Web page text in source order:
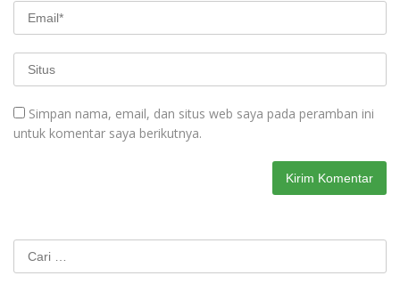
Simpan nama, email, dan situs web saya pada peramban ini
untuk komentar saya berikutnya.
Cari
untuk: